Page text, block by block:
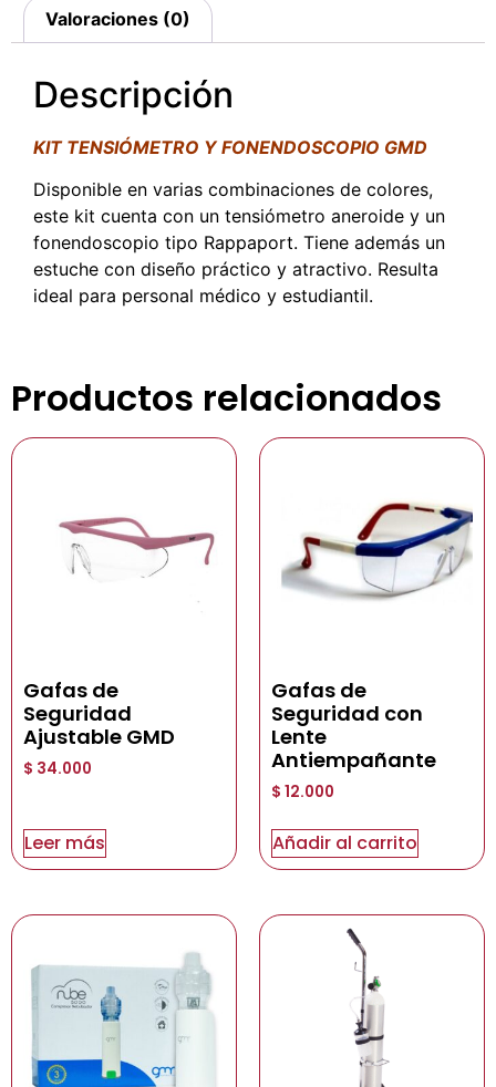
Valoraciones (0)
Descripción
KIT TENSIÓMETRO Y FONENDOSCOPIO GMD
Disponible en varias combinaciones de colores,
este kit cuenta con un tensiómetro aneroide y un
fonendoscopio tipo Rappaport. Tiene además un
estuche con diseño práctico y atractivo. Resulta
ideal para personal médico y estudiantil.
Productos relacionados
Gafas de
Seguridad
Ajustable GMD
$ 34.000
Leer más
Gafas de
Seguridad con
Lente
Antiempañante
$ 12.000
Añadir al carrito